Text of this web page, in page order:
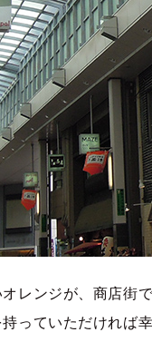
レンジが、商店街
っていただければ幸